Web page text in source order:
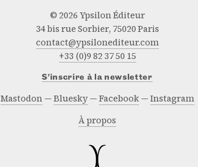
© 2026 Ypsilon Éditeur
34 bis rue Sorbier, 75020 Paris
contact@ypsilonediteur.com
+33 (0)9 82 37 50 15
S’inscrire à la newsletter
Mastodon Bluesky Facebook
Instagram
À propos